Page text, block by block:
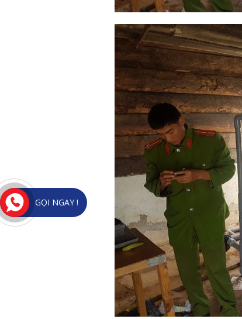
GỌI NGAY !